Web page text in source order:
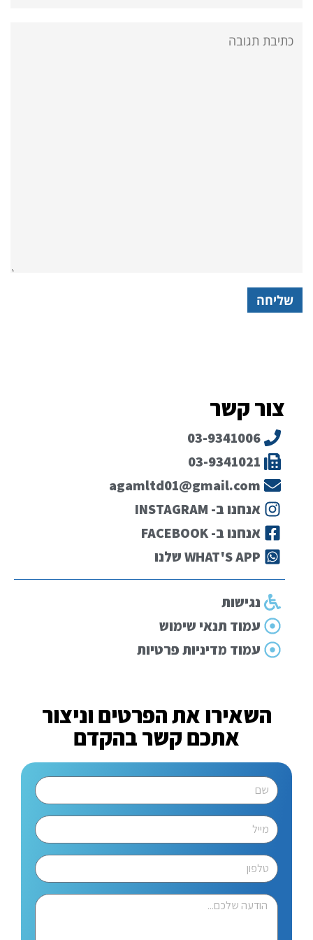
צור קשר
03-9341006
03-9341021
agamltd01@gmail.com
אנחנו ב- INSTAGRAM
אנחנו ב- FACEBOOK
WHAT'S APP שלנו
נגישות
עמוד תנאי שימוש
עמוד מדיניות פרטיות
השאירו את הפרטים וניצור
אתכם קשר בהקדם